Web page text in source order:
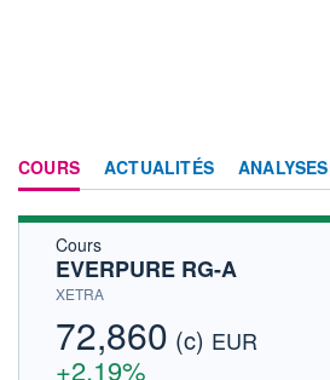
COURS ACTUALITÉS ANALYSES
Cours
EVERPURE RG-A
XETRA
72,860 (c) EUR
+2,19%